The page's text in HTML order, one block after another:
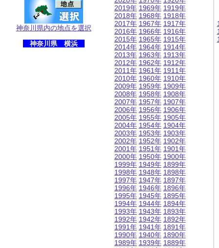
神奈川県内の地点を選択
神奈川県 横浜
2019年
2018年
2017年
2016年
2015年
2014年
2013年
2012年
2011年
2010年
2009年
2008年
2007年
2006年
2005年
2004年
2003年
2002年
2001年
2000年
1999年
1998年
1997年
1996年
1995年
1994年
1993年
1992年
1991年
1990年
1989年
1969年
1968年
1967年
1966年
1965年
1964年
1963年
1962年
1961年
1960年
1959年
1958年
1957年
1956年
1955年
1954年
1953年
1952年
1951年
1950年
1949年
1948年
1947年
1946年
1945年
1944年
1943年
1942年
1941年
1940年
1939年
1919年
1918年
1917年
1916年
1915年
1914年
1913年
1912年
1911年
1910年
1909年
1908年
1907年
1906年
1905年
1904年
1903年
1902年
1901年
1900年
1899年
1898年
1897年
1896年
1895年
1894年
1893年
1892年
1891年
1890年
1889年